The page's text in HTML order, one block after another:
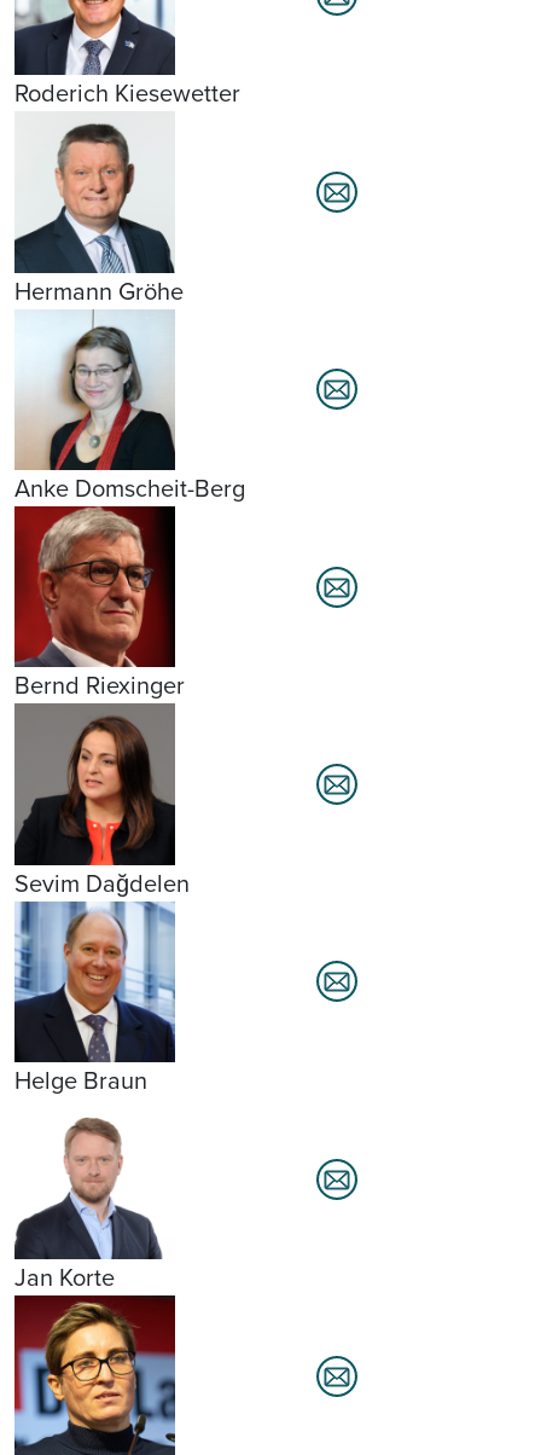
Roderich Kiesewetter
Hermann Gröhe
Anke Domscheit-Berg
Bernd Riexinger
Sevim Dağdelen
Helge Braun
Jan Korte